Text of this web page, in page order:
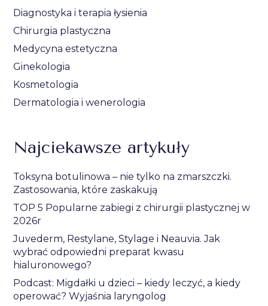
Diagnostyka i terapia łysienia
Chirurgia plastyczna
Medycyna estetyczna
Ginekologia
Kosmetologia
Dermatologia i wenerologia
Najciekawsze artykuły
Toksyna botulinowa – nie tylko na zmarszczki.
Zastosowania, które zaskakują
TOP 5 Popularne zabiegi z chirurgii plastycznej w
2026r
Juvederm, Restylane, Stylage i Neauvia. Jak
wybrać odpowiedni preparat kwasu
hialuronowego?
Podcast: Migdałki u dzieci – kiedy leczyć, a kiedy
operować? Wyjaśnia laryngolog